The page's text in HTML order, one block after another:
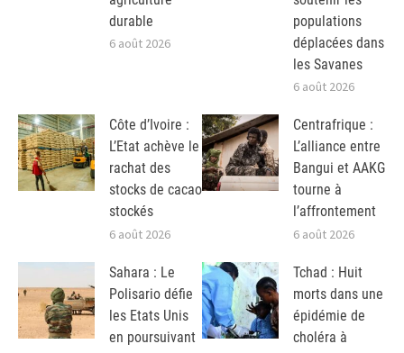
durable
6 août 2026
populations
déplacées dans
les Savanes
6 août 2026
Côte d’Ivoire :
L’Etat achève le
rachat des
stocks de cacao
stockés
6 août 2026
Centrafrique :
L’alliance entre
Bangui et AAKG
tourne à
l’affrontement
6 août 2026
Sahara : Le
Polisario défie
les Etats Unis
en poursuivant
Tchad : Huit
morts dans une
épidémie de
choléra à